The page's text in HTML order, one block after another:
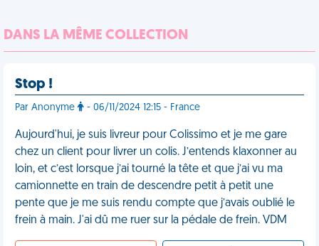
DANS LA MÊME COLLECTION
Stop !
Par Anonyme - 06/11/2024 12:15 - France
Aujourd'hui, je suis livreur pour Colissimo et je me gare
chez un client pour livrer un colis. J’entends klaxonner au
loin, et c’est lorsque j’ai tourné la tête et que j’ai vu ma
camionnette en train de descendre petit à petit une
pente que je me suis rendu compte que j’avais oublié le
frein à main. J'ai dû me ruer sur la pédale de frein. VDM